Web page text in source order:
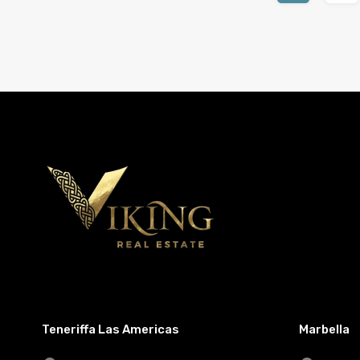
Teneriffa Las Americas Marbella